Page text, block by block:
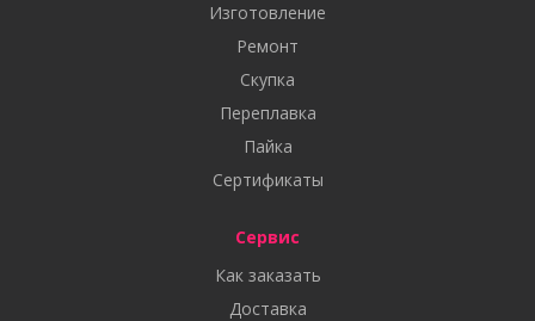
Изготовление
Ремонт
Скупка
Переплавка
Пайка
Сертификаты
Сервис
Как заказать
Доставка